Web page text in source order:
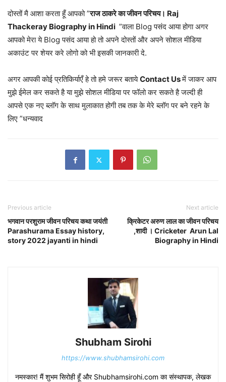
दोस्तों मै आशा करता हूँ आपको ”राज ठाकरे का जीवन परिचय। Raj
Thackeray Biography in Hindi ”वाला Blog पसंद आया होगा अगर
आपको मेरा ये Blog पसंद आया हो तो अपने दोस्तों और अपने सोशल मीडिया
अकाउंट पर शेयर करे लोगो को भी इसकी जानकारी दे.
अगर आपकी कोई प्रतिकिर्याएँ हे तो हमे जरूर बतायेContact Usमें जाकर आप
मुझे ईमेल कर सकते है या मुझे सोशल मीडिया पर फॉलो कर सकते है जल्दी ही
आपसे एक नए ब्लॉग के साथ मुलाकात होगी तब तक के मेरे ब्लॉग पर बने रहने के
लिए ”धन्यवाद
Previous article
भगवान परशुराम जीवन परिचय कथा जयंती
Parashurama Essay history,
story 2022 jayanti in hindi
Next article
क्रिकेटर अरुण लाल का जीवन परिचय
,शादी । Cricketer Arun Lal
Biography in Hindi
Shubham Sirohi
https://www.shubhamsirohi.com
नमस्कार! मैं शुभम सिरोही हूँ और Shubhamsirohi.com का संस्थापक, लेखक